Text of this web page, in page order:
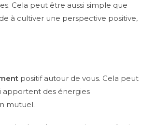
Cela peut être aussi simple que
à cultiver une perspective positive,
positif autour de vous. Cela peut
apportent des énergies
mutuel.